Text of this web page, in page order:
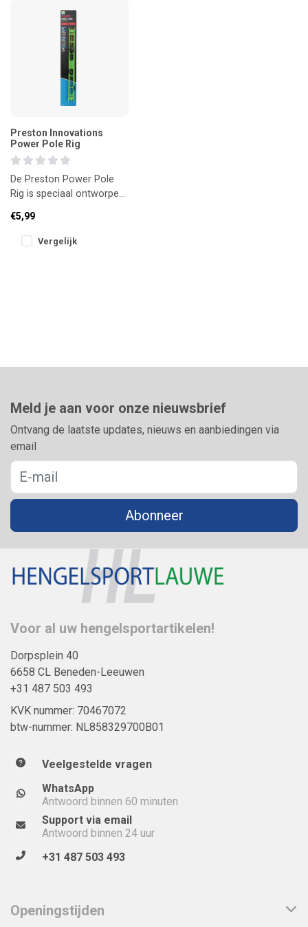
Preston Innovations
Power Pole Rig
De Preston Power Pole
Rig is speciaal ontworpen
zwaarder aas en onder
uitdagende
€5,99
Vergelijk
Meld je aan voor onze nieuwsbrief
Ontvang de laatste updates, nieuws en aanbiedingen via
email
Abonneer
Voor al uw hengelsportartikelen!
Dorpsplein 40
6658 CL Beneden-Leeuwen
+31 487 503 493
KVK nummer: 70467072
btw-nummer: NL858329700B01
Veelgestelde vragen
WhatsApp
Antwoord binnen 60 minuten
Support via email
Antwoord binnen 24 uur
+31 487 503 493
Openingstijden